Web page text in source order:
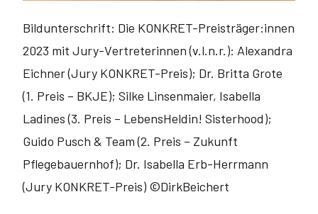
Bildunterschrift: Die KONKRET-Preisträger:innen
2023 mit Jury-Vertreterinnen (v.l.n.r.): Alexandra
Eichner (Jury KONKRET-Preis); Dr. Britta Grote
(1. Preis – BKJE); Silke Linsenmaier, Isabella
Ladines (3. Preis – LebensHeldin! Sisterhood);
Guido Pusch & Team (2. Preis – Zukunft
Pflegebauernhof); Dr. Isabella Erb-Herrmann
(Jury KONKRET-Preis) ©DirkBeichert